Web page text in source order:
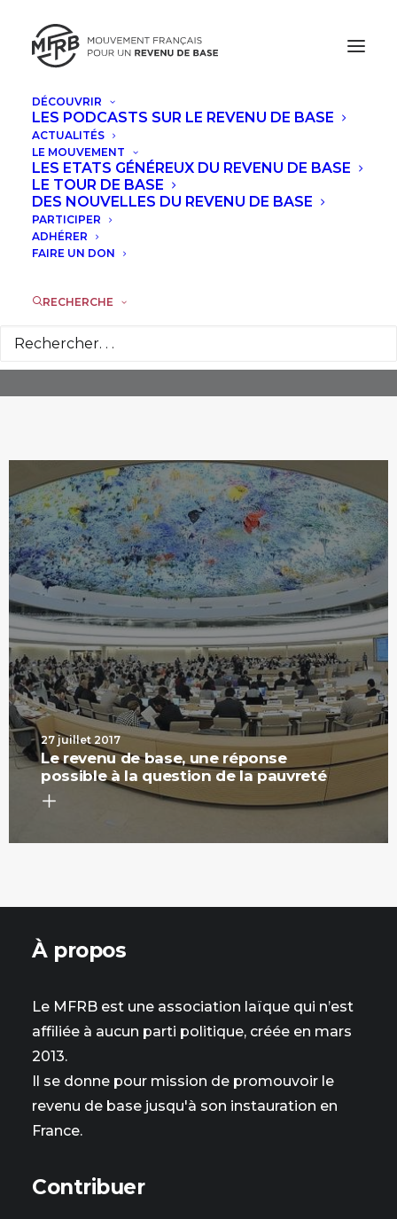
DÉCOUVRIR
LES PODCASTS SUR LE REVENU DE BASE
ACTUALITÉS
LE MOUVEMENT
LES ETATS GÉNÉREUX DU REVENU DE BASE
LE TOUR DE BASE
DES NOUVELLES DU REVENU DE BASE
PARTICIPER
ADHÉRER
FAIRE UN DON
RECHERCHE
Extrême Pauvreté
27 juillet 2017
Le revenu de base, une réponse
possible à la question de la pauvreté
À propos
Le MFRB est une association laïque qui n’est
affiliée à aucun parti politique, créée en mars
2013.
Il se donne pour mission de promouvoir le
revenu de base jusqu'à son instauration en
France.
Contribuer